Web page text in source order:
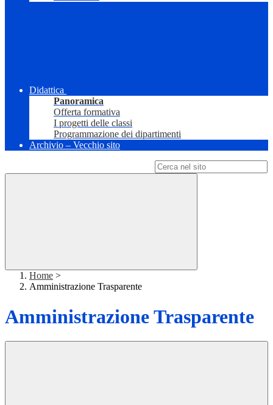
Didattica
Panoramica
Offerta formativa
I progetti delle classi
Programmazione dei dipartimenti
Archivio – Vecchio sito
Home >
Amministrazione Trasparente
Amministrazione Trasparente